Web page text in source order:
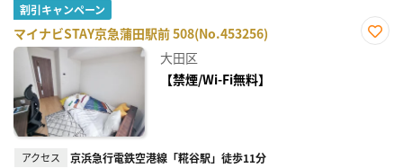
割引キャンペーン
マイナビSTAY京急蒲田駅前 508(No.453256)
大田区
【禁煙/Wi-Fi無料】
アクセス 京浜急行電鉄空港線「糀谷駅」徒歩11分